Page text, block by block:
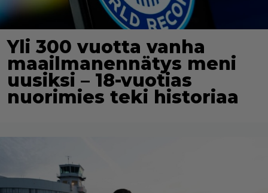
Yli 300 vuotta vanha
maailmanennätys meni
uusiksi – 18-vuotias
nuorimies teki historiaa